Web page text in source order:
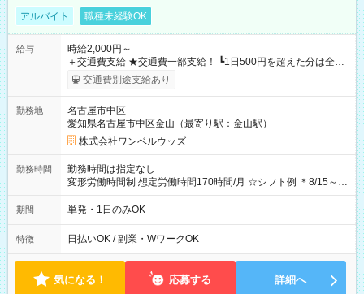
アルバイト 職種未経験OK
給与
時給2,000円～
＋交通費支給 ★交通費一部支給！ ┗1日500円を超えた分は全額
支給！ ※往復500円以内の方は自己負担となります ★日払い
OK！（規定あり） ┗働いたその日に現金GET♪ お仕事後はコン
期間なし
交通費別途支給あり
勤務地
名古屋市中区
愛知県名古屋市中区金山（最寄り駅：金山駅）
株式会社ワンベルウッズ
勤務時間
勤務時間は指定なし
変形労働時間制 想定労働時間170時間/月 ☆シフト例 ＊8/15～
10/26 全日共通 08：00～12：00 17：00～21：00 ＊8/31
～9/19のみ下記シフトもあります！ 12：00～16：00 ＊9/6～
00
期間 単発・1日のみOK
特徴 日払いOK / 副業・WワークOK
気になる！ 応募する 詳細へ